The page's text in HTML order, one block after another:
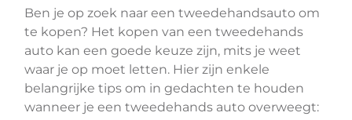
Ben je op zoek naar een tweedehandsauto om
te kopen? Het kopen van een tweedehands
auto kan een goede keuze zijn, mits je weet
waar je op moet letten. Hier zijn enkele
belangrijke tips om in gedachten te houden
wanneer je een tweedehands auto overweegt: